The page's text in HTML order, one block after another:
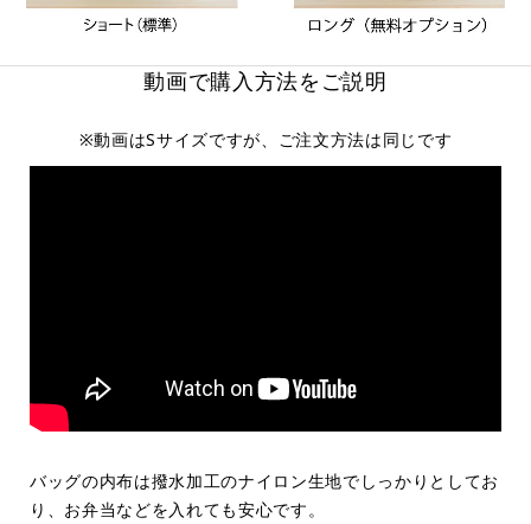
動画で購入方法をご説明
※動画はSサイズですが、ご注文方法は同じです
バッグの内布は撥水加工のナイロン生地でしっかりとしてお
り、お弁当などを入れても安心です。